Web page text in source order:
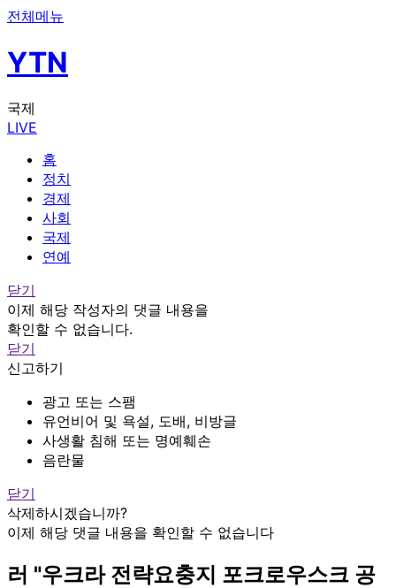
전체메뉴
YTN
국제
LIVE
홈
정치
경제
사회
국제
연예
닫기
이제 해당 작성자의 댓글 내용을
확인할 수 없습니다.
닫기
신고하기
광고 또는 스팸
유언비어 및 욕설, 도배, 비방글
사생활 침해 또는 명예훼손
음란물
닫기
삭제하시겠습니까?
이제 해당 댓글 내용을 확인할 수 없습니다
러 "우크라 전략요충지 포크로우스크 공